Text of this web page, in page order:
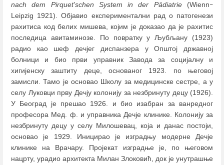
nach dem Pirquet'schen System in der Pädiatrie(Wienn–
Leipzig 1921). Објавио експериментални рад о патогенези
рахитиса код белих мишева, којим је доказао да је рахитис
последица авитаминозе. По повратку у Љубљану (1923)
радио као шеф дечјег диспанзера у Општој државној
болници и био први управник Завода за социјалну и
хигијенску заштиту деце, основаног 1923. по његовој
замисли. Тамо је основао Школу за медицинске сестре, а у
селу Луковци прву Дечју колонију за незбринуту децу (1926).
У Београд је прешао 1926. и био изабран за ванредног
професора Мед. ф. и управника Дечје клинике. Колонију за
незбринуту децу у селу Милошевац, која и данас постоји,
основао је 1929. Иницирао је изградњу модерне Дечје
клинике на Врачару. Пројекат изградње је, по његовом
нацрту, урадио архитекта Милан Злоковић, док је унутрашње